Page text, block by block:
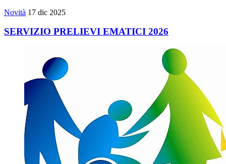
Novità 17 dic 2025
SERVIZIO PRELIEVI EMATICI 2026